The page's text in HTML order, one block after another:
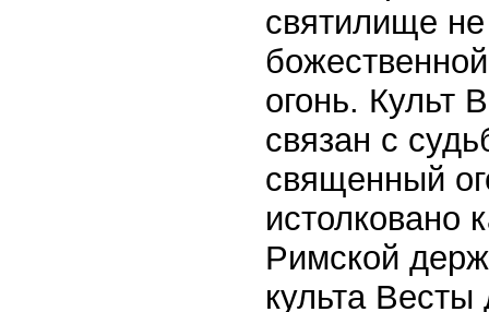
святилище
огонь. Культ
связан с
священный
истолковано
Римской
культа